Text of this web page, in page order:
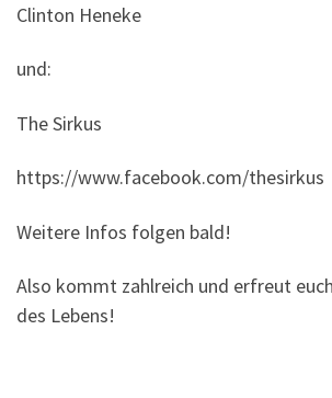
Clinton Heneke
und:
The Sirkus
https://www.facebook.com/thesirkus
Weitere Infos folgen bald!
Also kommt zahlreich und erfreut
des Lebens!